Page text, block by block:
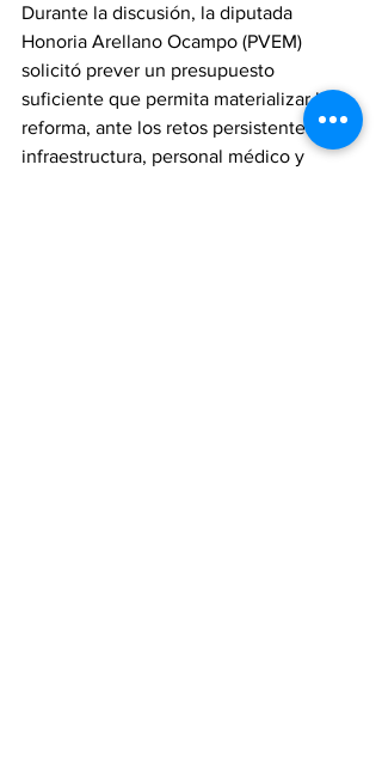
Durante la discusión, la diputada
Honoria Arellano Ocampo (PVEM)
solicitó prever un presupuesto
suficiente que permita materializar la
reforma, ante los retos persistentes en
infraestructura, personal médico y